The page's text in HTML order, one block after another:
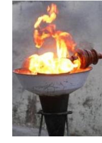
Secretaria de Estado de
(Setop). A assessoria
trecho entre Mercês de
adiantado, pois o
de abril a empresa
Consultores (Enecom
começar a elaborar o
quase R$800 mil. Já na
está sendo definido o
recuperação da via, i...